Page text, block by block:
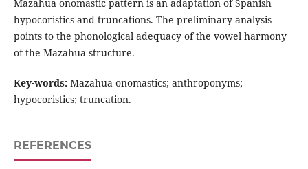
Mazahua onomastic pattern is an adaptation of Spanish
hypocoristics and truncations. The preliminary analysis
points to the phonological adequacy of the vowel harmony
of the Mazahua structure.
Key-words:Mazahua onomastics; anthroponyms;
hypocoristics; truncation.
REFERENCES